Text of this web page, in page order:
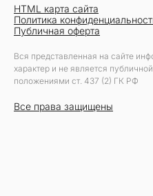
HTML карта сайта
Политика
Публичная оферта
Вся представленная на сайте
характер и не является
положениями ст. 437 (2) ГК РФ
Все права защищены